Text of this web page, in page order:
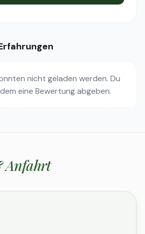
nicht geladen werden. Du
eine Bewertung abgeben.
Anfahrt